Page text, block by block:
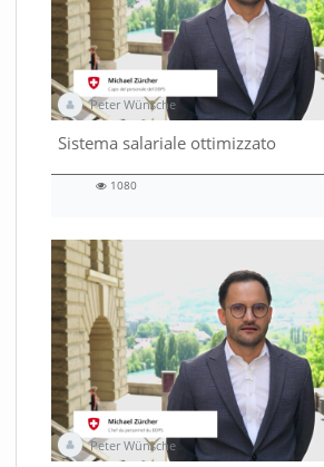
Peter Wünsche
Sistema salariale ottimizzato
00:56 duration
1080
Peter Wünsche